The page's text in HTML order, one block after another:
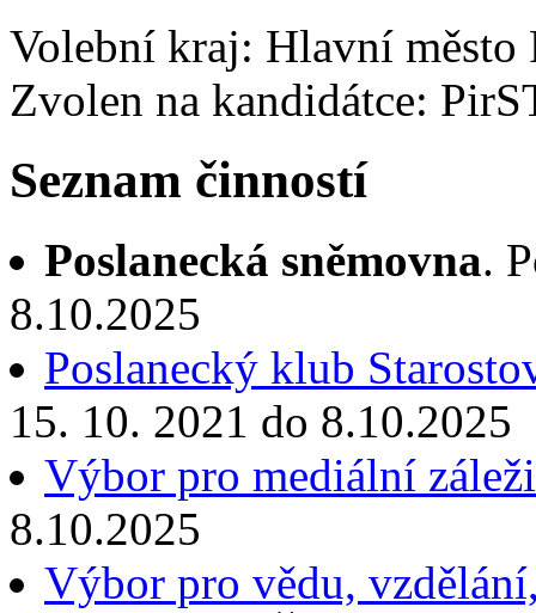
Volební kraj: Hlavní město
Zvolen na kandidátce:
Seznam činností
Poslanecká sněmovna.
8.10.2025
Poslanecký klub
15. 10. 2021 do 8.10.2025
Výbor pro mediální
8.10.2025
Výbor pro vědu,